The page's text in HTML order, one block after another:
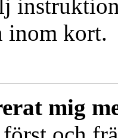
inom kort.
mig